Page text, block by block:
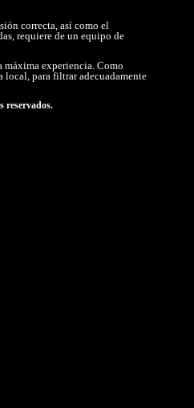
correcta, así como el
requiere de un equipo de
máxima experiencia. Como
para filtrar adecuadamente
reservados.